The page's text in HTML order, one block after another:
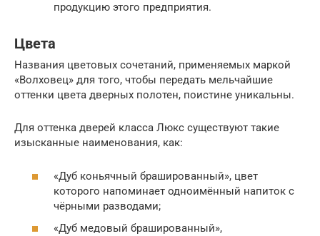
продукцию этого предприятия.
Цвета
Названия цветовых сочетаний, применяемых маркой
«Волховец» для того, чтобы передать мельчайшие
оттенки цвета дверных полотен, поистине уникальны.
Для оттенка дверей класса Люкс существуют такие
изысканные наименования, как:
«Дуб коньячный брашированный», цвет
которого напоминает одноимённый напиток с
чёрными разводами;
«Дуб медовый брашированный»,